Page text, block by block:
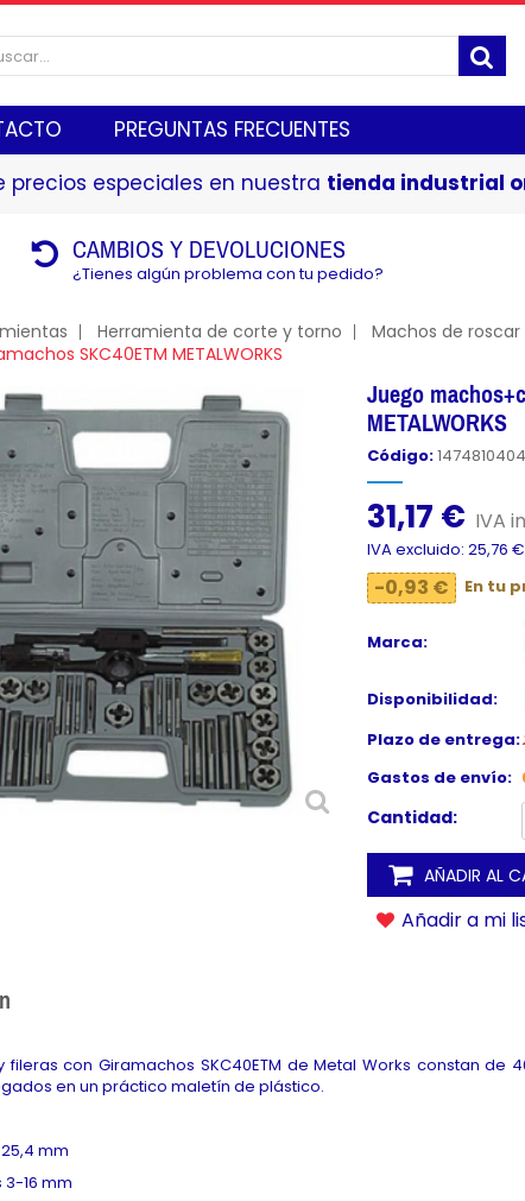
PREGUNTAS FRECUENTES
precios especiales en nuestra tienda industrial
CAMBIOS Y DEVOLUCIONES
¿Tienes algún problema con tu pedido?
Herramienta de corte y torno Machos de roscar
SKC40ETM METALWORKS
Juego
METALWORKS
Código:
31,17 € IVA
IVA excluido: 25,76 €
-0,93 € En tu
Marca:
Disponibilidad:
Plazo de entrega:
Gastos de envío:
Cantidad:
AÑADIR AL
Añadir a mi
fileras con Giramachos SKC40ETM deMetal Works constan de
en un práctico maletín de plástico.
mm
16 mm